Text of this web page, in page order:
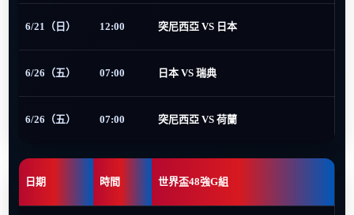
6/21（日） 12:00 突尼西亞 VS 日本
6/26（五） 07:00 日本 VS 瑞典
6/26（五） 07:00 突尼西亞 VS 荷蘭
日期 時間 世界盃48強G組